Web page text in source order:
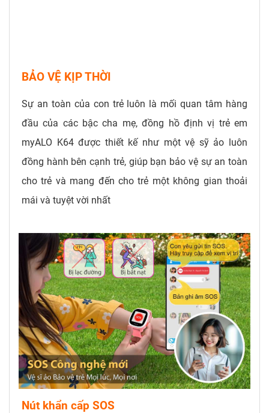
BẢO VỆ KỊP THỜI
Sự an toàn của con trẻ luôn là mối quan tâm hàng
đầu của các bậc cha mẹ, đồng hồ định vị trẻ em
myALO K64 được thiết kế như một vệ sỹ ảo luôn
đồng hành bên cạnh trẻ, giúp bạn bảo vệ sự an toàn
cho trẻ và mang đến cho trẻ một không gian thoải
mái và tuyệt vời nhất
Nút khẩn cấp SOS